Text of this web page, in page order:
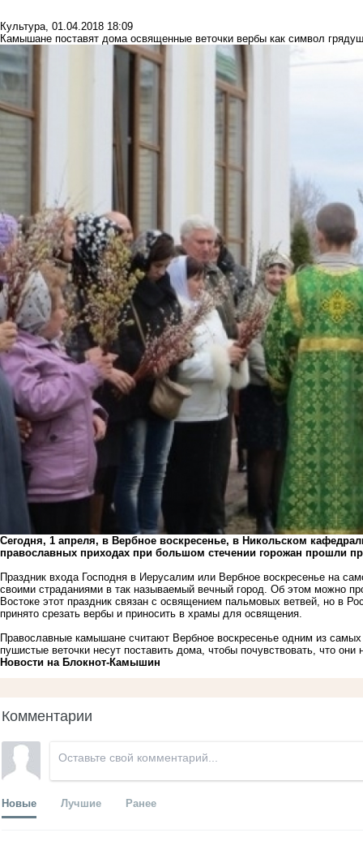
Культура, 01.04.2018 18:09
Камышане поставят дома освященные веточки вербы как символ
Сегодня, 1 апреля, в Вербное воскресенье, в Никольском
православных приходах при большом стечении горожан прошли
Праздник входа Господня в Иерусалим или Вербное воскресенье на
своими страданиями в так называемый вечный город. Об этом можно
Востоке этот праздник связан с освящением пальмовых ветвей, но в
принято срезать вербы и приносить в храмы для освящения.
Православные камышане считают Вербное воскресенье одним из
пушистые веточки несут поставить дома, чтобы почувствовать, что
Новости на Блoкнoт-Камышин
Комментарии
Новые Лучшие Ранее